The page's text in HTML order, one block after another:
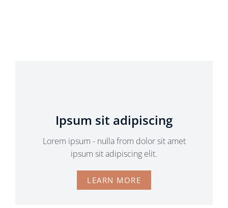
Ipsum sit adipiscing
Lorem ipsum - nulla from dolor sit amet
ipsum sit adipiscing elit.
LEARN MORE